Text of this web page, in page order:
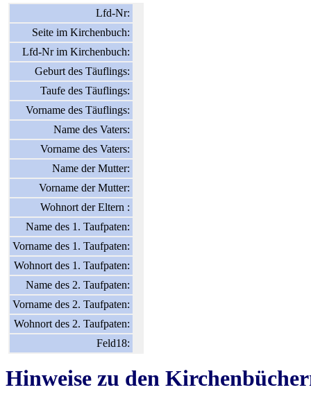
Lfd-Nr:
Seite im Kirchenbuch:
Lfd-Nr im Kirchenbuch:
Geburt des Täuflings:
Taufe des Täuflings:
Vorname des Täuflings:
Name des Vaters:
Vorname des Vaters:
Name der Mutter:
Vorname der Mutter:
Wohnort der Eltern :
Name des 1. Taufpaten:
Vorname des 1. Taufpaten:
Wohnort des 1. Taufpaten:
Name des 2. Taufpaten:
Vorname des 2. Taufpaten:
Wohnort des 2. Taufpaten:
Feld18:
Hinweise zu den